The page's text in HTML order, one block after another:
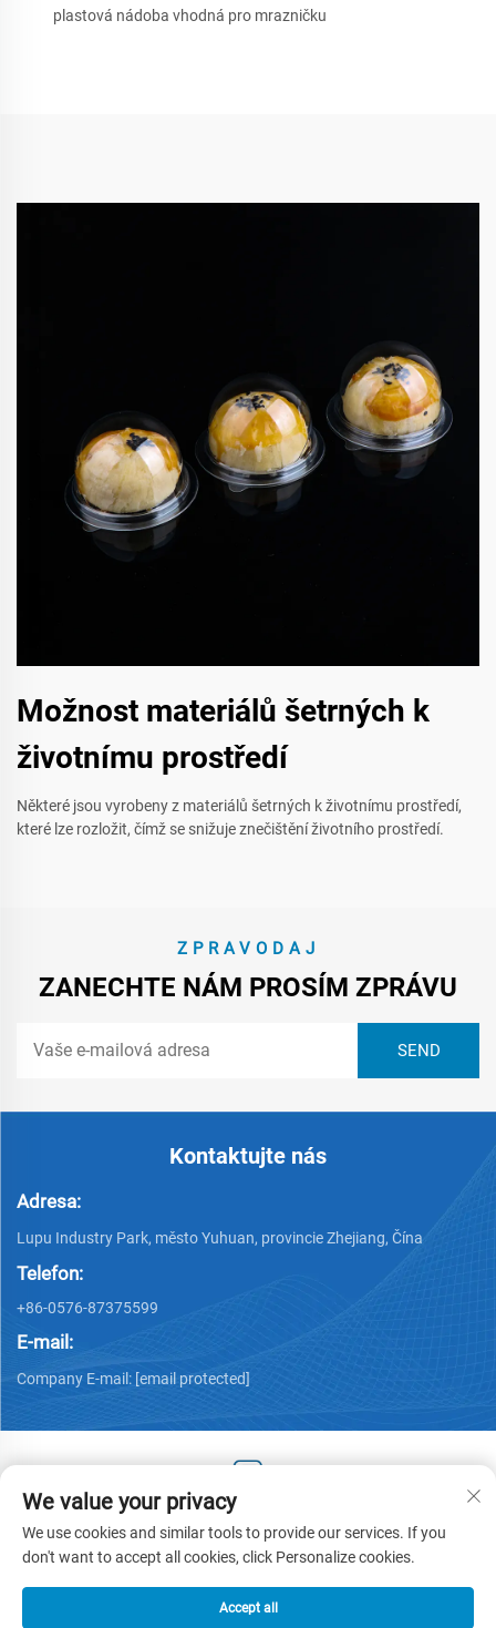
plastová nádoba vhodná pro mrazničku
Možnost materiálů šetrných k
životnímu prostředí
Některé jsou vyrobeny z materiálů šetrných k životnímu prostředí,
které lze rozložit, čímž se snižuje znečištění životního prostředí.
ZPRAVODAJ
ZANECHTE NÁM PROSÍM ZPRÁVU
Kontaktujte nás
Adresa:
Lupu Industry Park, město Yuhuan, provincie Zhejiang, Čína
Telefon:
+86-0576-87375599
E-mail:
Company E-mail: [email protected]
Copyright © 2025 by Zhejiang Hengjiang Plastic Co., Ltd. -
Zásady ochrany osobních údajů
We value your privacy
We use cookies and similar tools to provide our services. If you
don't want to accept all cookies, click Personalize cookies.
Accept all